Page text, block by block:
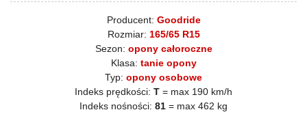
Producent: Goodride
Rozmiar: 165/65 R15
Sezon: opony całoroczne
Klasa: tanie opony
Typ: opony osobowe
Indeks prędkości: T = max 190 km/h
Indeks nośności: 81 = max 462 kg